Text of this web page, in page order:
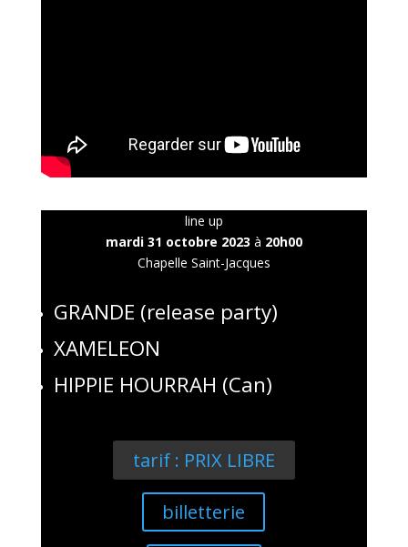
line up
mardi 31 octobre 2023 à 20h00
Chapelle Saint-Jacques
GRANDE (release party)
XAMELEON
HIPPIE HOURRAH (Can)
tarif : PRIX LIBRE
billetterie